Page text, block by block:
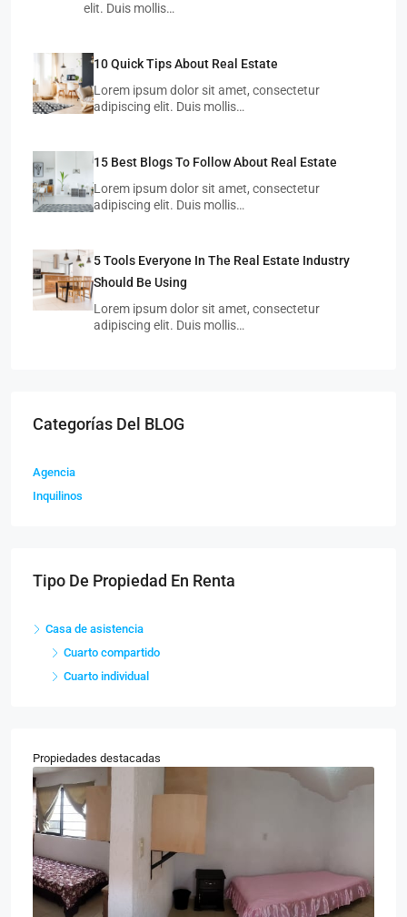
elit. Duis mollis…
10 Quick Tips About Real Estate
Lorem ipsum dolor sit amet, consectetur
adipiscing elit. Duis mollis…
15 Best Blogs To Follow About Real Estate
Lorem ipsum dolor sit amet, consectetur
adipiscing elit. Duis mollis…
5 Tools Everyone In The Real Estate Industry
Should Be Using
Lorem ipsum dolor sit amet, consectetur
adipiscing elit. Duis mollis…
Categorías Del BLOG
Agencia
Inquilinos
Tipo De Propiedad En Renta
Casa de asistencia
Cuarto compartido
Cuarto individual
Propiedades destacadas